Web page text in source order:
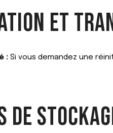
ET
: Si vous demandez une
DE